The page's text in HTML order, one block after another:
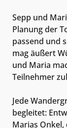
Sepp und
Planung der
passend und
mag äußert
und Maria
Teilnehmer
Jede
begleitet:
Marias